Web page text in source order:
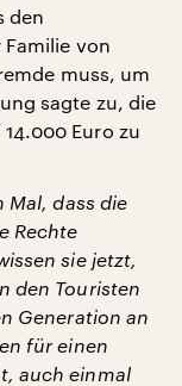
den
von
muss, um
sagte zu, die
Euro zu
Mal, dass die
Rechte
sie jetzt,
den Touristen
Generation an
für einen
auch einmal